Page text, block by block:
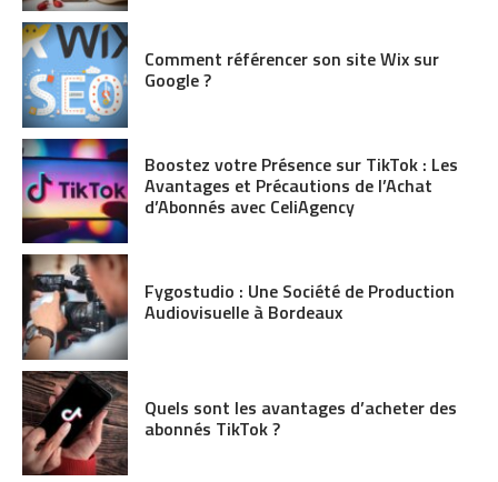
Comment référencer son site Wix sur
Google ?
Boostez votre Présence sur TikTok : Les
Avantages et Précautions de l’Achat
d’Abonnés avec CeliAgency
Fygostudio : Une Société de Production
Audiovisuelle à Bordeaux
Quels sont les avantages d’acheter des
abonnés TikTok ?